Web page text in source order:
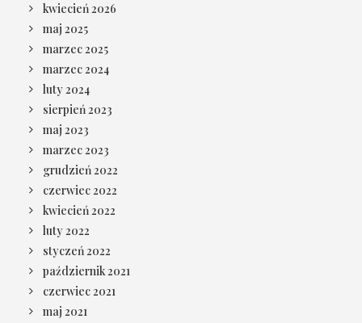
kwiecień 2026
maj 2025
marzec 2025
marzec 2024
luty 2024
sierpień 2023
maj 2023
marzec 2023
grudzień 2022
czerwiec 2022
kwiecień 2022
luty 2022
styczeń 2022
październik 2021
czerwiec 2021
maj 2021